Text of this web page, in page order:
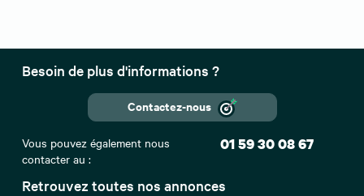
Retrouvez toutes nos annonces
Besoin de plus d'informations ?
Contactez-nous
Vous pouvez également nous
contacter au :
01 59 30 08 67